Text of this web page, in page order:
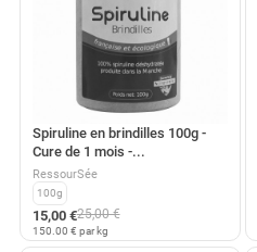
Spiruline en brindilles 100g -
Cure de 1 mois -...
RessourSée
100g
15,00 €25,00 €
150.00 € par kg